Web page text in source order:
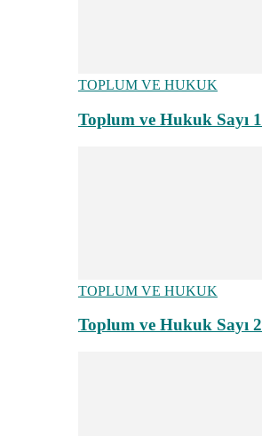
TOPLUM VE HUKUK
Toplum ve Hukuk Sayı 1
TOPLUM VE HUKUK
Toplum ve Hukuk Sayı 2